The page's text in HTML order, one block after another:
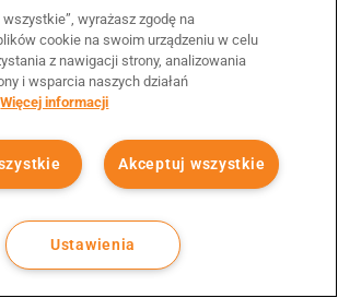
wyrażasz zgodę na
cookie na swoim urządzeniu w celu
z nawigacji strony, analizowania
i wsparcia naszych działań
Więcej informacji
Akceptuj wszystkie
Ustawienia